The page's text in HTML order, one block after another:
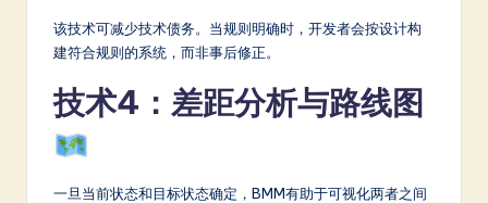
该技术可减少技术债务。当规则明确时，开发者会按设计构
建符合规则的系统，而非事后修正。
技术4：差距分析与路线图
一旦当前状态和目标状态确定，BMM有助于可视化两者之间